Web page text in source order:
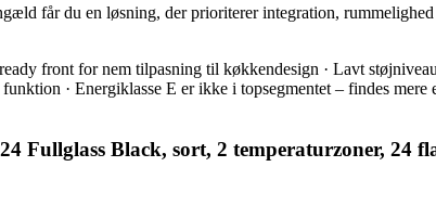
får du en løsning, der prioriterer integration,
front for nem tilpasning til køkkendesign · Lavt
· Energiklasse E er ikke i topsegmentet – findes
Fullglass Black, sort, 2 temperaturzoner, 24